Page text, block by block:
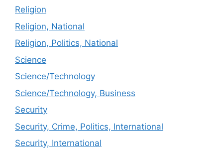
Religion
Religion, National
Religion, Politics, National
Science
Science/Technology
Science/Technology, Business
Security
Security, Crime, Politics, International
Security, International